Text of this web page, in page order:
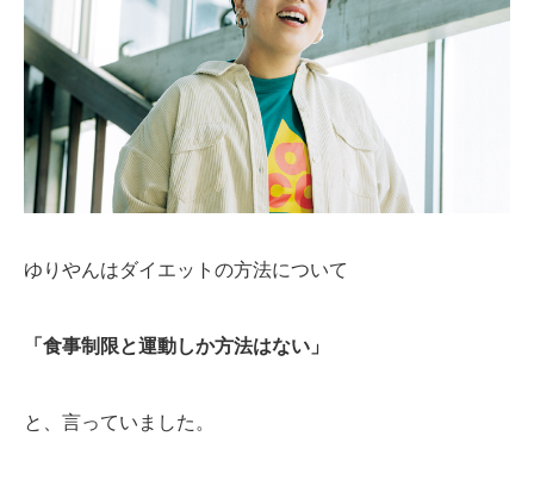
ゆりやんはダイエットの方法について
「食事制限と運動しか方法はない」
と、言っていました。